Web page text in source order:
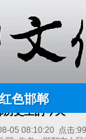
红色邯郸
历史上的今天
05 08:10:20 点击: